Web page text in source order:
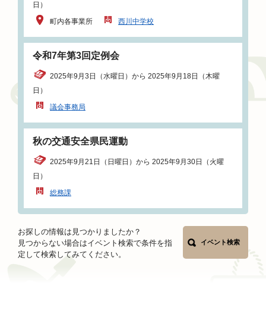
日）
町内各事業所
西川中学校
令和7年第3回定例会
2025年9月3日（水曜日）から 2025年9月18日（木曜
日）
議会事務局
秋の交通安全県民運動
2025年9月21日（日曜日）から 2025年9月30日（火曜
日）
総務課
お探しの情報は見つかりましたか？
見つからない場合はイベント検索で条件を指
定して検索してみてください。
イベント検索